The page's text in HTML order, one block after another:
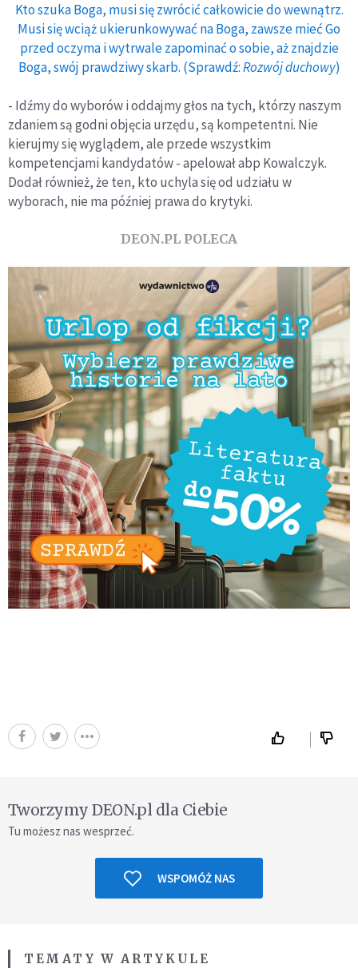
Kto szuka Boga, musi się zwrócić całkowicie do wewnątrz.
Musi się wciąż ukierunkowywać na Boga, zawsze mieć Go
przed oczyma i wytrwale zapominać o sobie, aż znajdzie
Boga, swój prawdziwy skarb. (Sprawdź:Rozwój duchowy)
- Idźmy do wyborów i oddajmy głos na tych, którzy naszym
zdaniem są godni objęcia urzędu, są kompetentni. Nie
kierujmy się wyglądem, ale przede wszystkim
kompetencjami kandydatów - apelował abp Kowalczyk.
Dodał również, że ten, kto uchyla się od udziału w
wyborach, nie ma później prawa do krytyki.
DEON.PL POLECA
Tworzymy DEON.pl dla Ciebie
Tu możesz nas wesprzeć.
WSPOMÓŻ NAS
TEMATY W ARTYKULE